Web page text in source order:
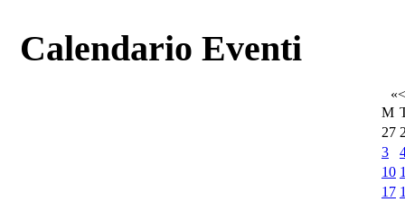
Calendario Eventi
«<
M
27
3
10
17